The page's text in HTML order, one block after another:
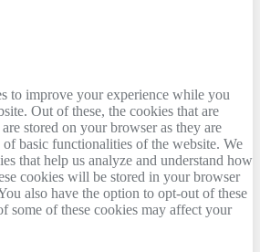
to improve your experience while you
Out of these, the cookies that are
stored on your browser as they are
basic functionalities of the website. We
that help us analyze and understand how
cookies will be stored in your browser
also have the option to opt-out of these
some of these cookies may affect your